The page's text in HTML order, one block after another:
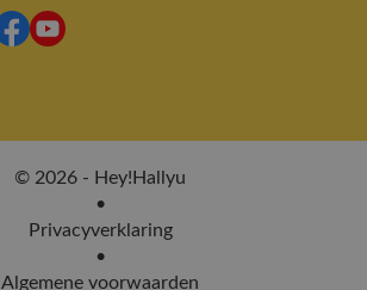
© 2026 - Hey!Hallyu
•
Privacyverklaring
•
Algemene voorwaarden